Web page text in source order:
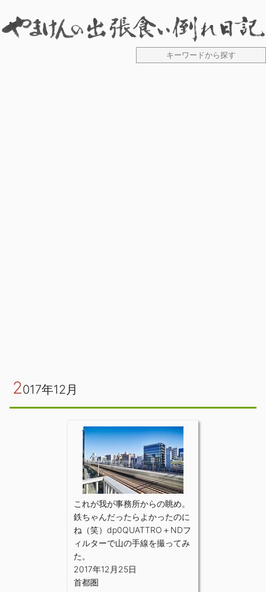
2017年12月
これが我が事務所からの眺め。
鉄ちゃんだったらよかったのに
ね（笑）dp0QUATTRO＋NDフ
ィルターで山の手線を撮ってみ
た。
2017年12月25日
首都圏